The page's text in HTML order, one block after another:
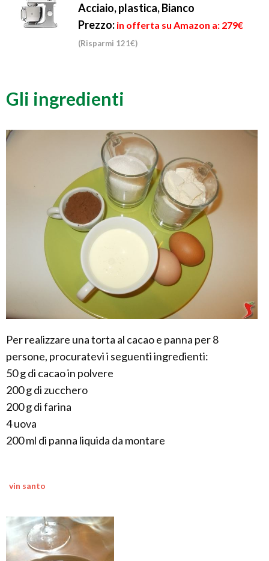
Acciaio, plastica, Bianco
Prezzo: in offerta su Amazon a: 279€
(Risparmi 121€)
Gli ingredienti
Per realizzare una torta al cacao e panna per 8
persone, procuratevi i seguenti ingredienti:
50 g di cacao in polvere
200 g di zucchero
200 g di farina
4 uova
200 ml di panna liquida da montare
vin santo